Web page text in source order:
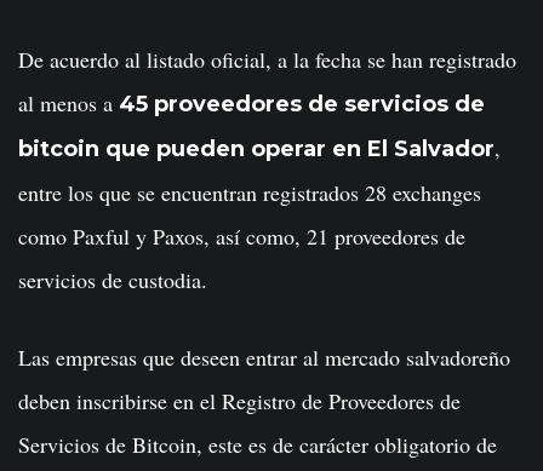
De acuerdo al listado oficial, a la fecha se han registrado
al menos a 45 proveedores de servicios de
bitcoin que pueden operar en El Salvador,
entre los que se encuentran registrados 28 exchanges
como Paxful y Paxos, así como, 21 proveedores de
servicios de custodia.
Las empresas que deseen entrar al mercado salvadoreño
deben inscribirse en el Registro de Proveedores de
Servicios de Bitcoin, este es de carácter obligatorio de